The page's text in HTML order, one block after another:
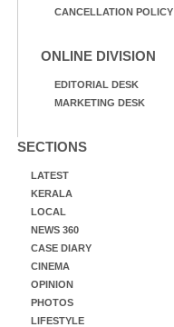
CANCELLATION POLICY
ONLINE DIVISION
EDITORIAL DESK
MARKETING DESK
SECTIONS
LATEST
KERALA
LOCAL
NEWS 360
CASE DIARY
CINEMA
OPINION
PHOTOS
LIFESTYLE